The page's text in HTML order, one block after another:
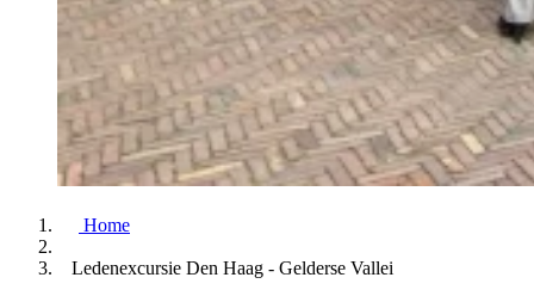
Home
Ledenexcursie Den Haag - Gelderse Vallei